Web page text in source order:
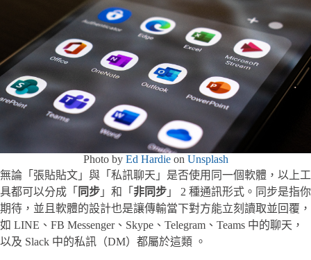
Photo by Ed Hardieon Unsplash
無論「張貼貼文」與「私訊聊天」是否使用同一個軟體，以上工
具都可以分成「 同步 」和「 非同步 」 2 種通訊形式。同步是指你
期待，並且軟體的設計也是讓傳輸當下對方能立刻讀取並回覆，
如 LINE、FB Messenger、Skype、Telegram、Teams 中的聊天，
以及 Slack 中的私訊（DM）都屬於這類 。